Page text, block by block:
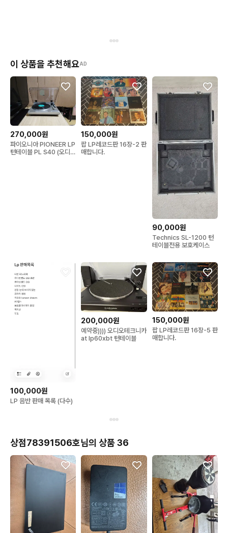
이 상품을 추천해요AD
270,000원
파이오니아 PIONEER LP
턴테이블 PL S40 (오디오
150,000원
팝 LP레코드판 16장-2 판
매합니다.
90,000원
Technics SL-1200 턴
테이블전용 보호케이스
100,000원
LP 음반 판매 목록 (다수)
200,000원
예약중)))) 오디오테크니카
at lp60xbt 턴테이블
150,000원
팝 LP레코드판 16장-5 판
매합니다.
상점78391506호님의 상품 36